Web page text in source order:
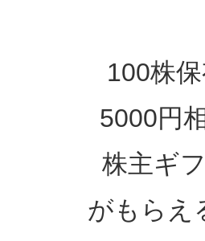
100株
5000円
株主ギ
がもらえ